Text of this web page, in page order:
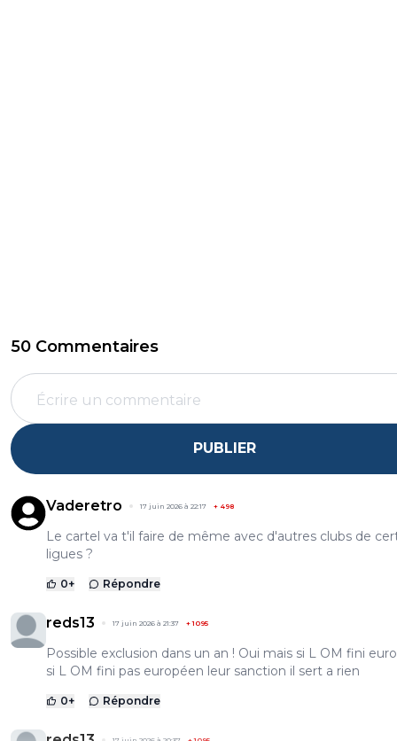
50 Commentaires
PUBLIER
Vaderetro 17 juin 2026 à 22:17 + 498
Le cartel va t'il faire de même avec d'autres clubs de
ligues ?
0+ Répondre
reds13 17 juin 2026 à 21:37 +1095
Possible exclusion dans un an ! Oui mais si L OM fini
si L OM fini pas européen leur sanction il sert a rien
0+ Répondre